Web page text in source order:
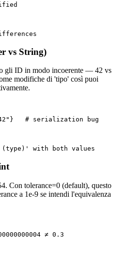
vs String)
gli ID in modo incoerente — 42 vs
modifiche di 'tipo' così puoi
# serialization bug
with both values
Con tolerance=0 (default), questo
a 1e-9 se intendi l'equivalenza
≠ 0.3